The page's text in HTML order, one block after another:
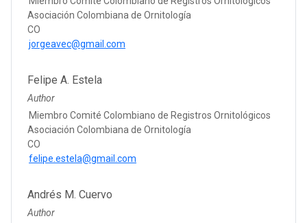
Asociación Colombiana de Ornitología
CO
jorgeavec@gmail.com
Felipe A. Estela
Author
Miembro Comité Colombiano de Registros Ornitológicos
Asociación Colombiana de Ornitología
CO
felipe.estela@gmail.com
Andrés M. Cuervo
Author